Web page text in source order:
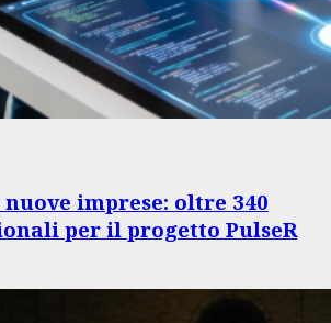
imprese: oltre 340
per il progetto PulseR